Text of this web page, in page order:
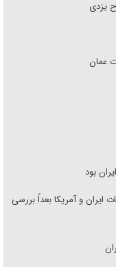
یزدی
عمان
بود
ایران و آمریکا بعداً بررسی